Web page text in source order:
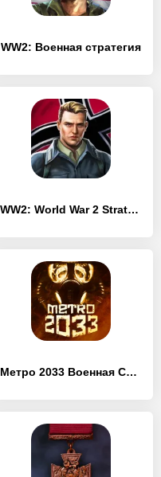
WW2: Военная стратегия
WW2: World War 2 Strategy & Tactics games
Метро 2033 Военная Стратегия Апокалипсис survival